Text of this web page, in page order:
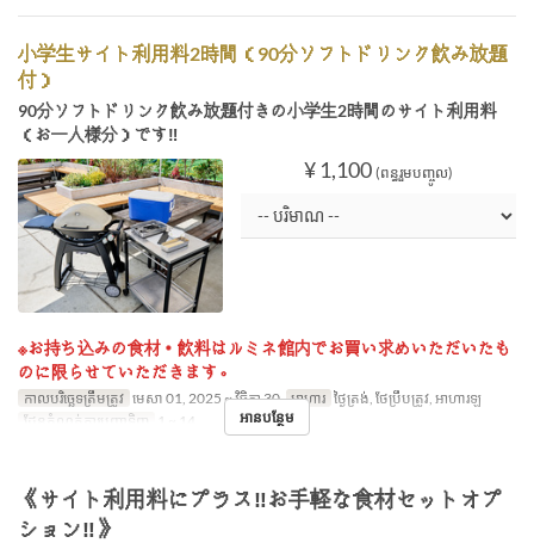
小学生サイト利用料2時間（90分ソフトドリンク飲み放題
付）
90分ソフトドリンク飲み放題付きの小学生2時間のサイト利用料
（お一人様分）です‼
¥ 1,100 (ពន្ធរួមបញ្ចូល)
※お持ち込みの食材・飲料はルミネ館内でお買い求めいただいたも
のに限らせていただきます。
កាលបរិច្ឆេទត្រឹមត្រូវ មេសា 01, 2025 ~ វិច្ឆិកា 30 អាហារ ថ្ងៃត្រង់, ថែប្រឹបត្រូវ, អាហារឡ
ដែនកំណត់ការបញ្ជាទិញ
1 ~ 14 អានបន្ថែម
《サイト利用料にプラス‼お手軽な食材セットオプ
ション‼》